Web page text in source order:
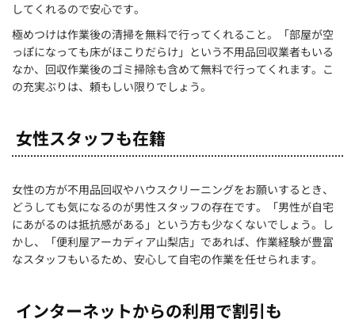
してくれるので安心です。
極めつけは作業後の清掃を無料で行ってくれること。「部屋が空
っぽになっても床がほこりだらけ」という不用品回収業者もいる
なか、回収作業後のゴミ掃除も含めて無料で行ってくれます。こ
の充実ぶりは、頼もしい限りでしょう。
女性スタッフも在籍
女性の方が不用品回収やハウスクリーニングをお願いするとき、
どうしても気になるのが男性スタッフの存在です。「男性が自宅
にあがるのは抵抗感がある」という方も少なくないでしょう。し
かし、「便利屋アーカディア山梨店」であれば、作業経験が豊富
なスタッフもいるため、安心して自宅の作業を任せられます。
インターネットからの利用で割引も